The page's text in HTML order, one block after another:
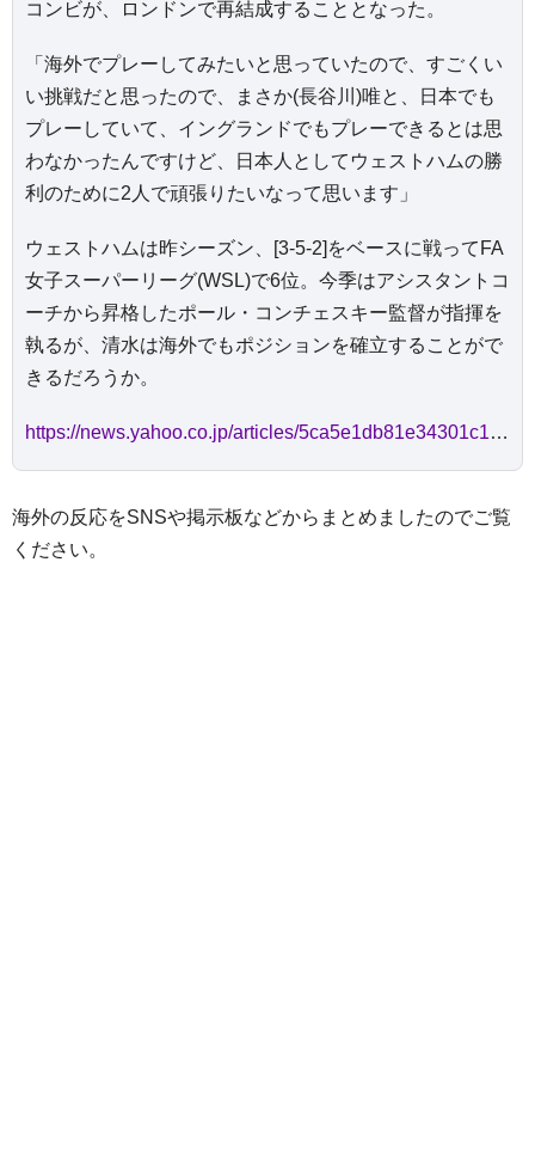
コンビが、ロンドンで再結成することとなった。
「海外でプレーしてみたいと思っていたので、すごくい
い挑戦だと思ったので、まさか(長谷川)唯と、日本でも
プレーしていて、イングランドでもプレーできるとは思
わなかったんですけど、日本人としてウェストハムの勝
利のために2人で頑張りたいなって思います」
ウェストハムは昨シーズン、[3-5-2]をベースに戦ってFA
女子スーパーリーグ(WSL)で6位。今季はアシスタントコ
ーチから昇格したポール・コンチェスキー監督が指揮を
執るが、清水は海外でもポジションを確立することがで
きるだろうか。
https://news.yahoo.co.jp/articles/5ca5e1db81e34301c1446540d701d32d099b0eb0
海外の反応をSNSや掲示板などからまとめましたのでご覧
ください。